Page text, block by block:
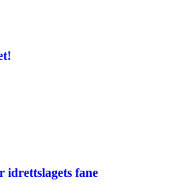
idrettslagets fane